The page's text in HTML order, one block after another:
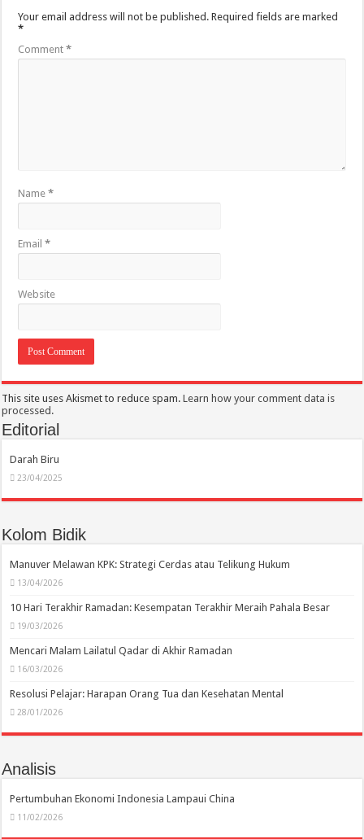
Your email address will not be published. Required fields are marked
*
Comment*
Name*
Email*
Website
This site uses Akismet to reduce spam.Learn how your comment data is
processed.
Editorial
Darah Biru
23/04/2025
Kolom Bidik
Manuver Melawan KPK: Strategi Cerdas atau Telikung Hukum
13/04/2026
10 Hari Terakhir Ramadan: Kesempatan Terakhir Meraih Pahala Besar
19/03/2026
Mencari Malam Lailatul Qadar di Akhir Ramadan
16/03/2026
Resolusi Pelajar: Harapan Orang Tua dan Kesehatan Mental
28/01/2026
Analisis
Pertumbuhan Ekonomi Indonesia Lampaui China
11/02/2026